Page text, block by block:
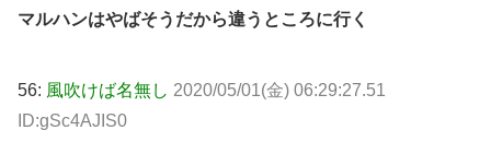
マルハンはやばそうだから違うところに行く
56: 風吹けば名無し 2020/05/01(金) 06:29:27.51
ID:gSc4AJIS0